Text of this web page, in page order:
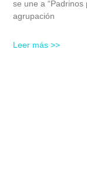
se une a
agrupación
Leer más >>